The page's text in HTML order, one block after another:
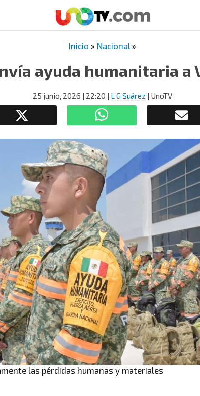
Inicio » Nacional »
ayuda humanitaria a
25 junio, 2026 | 22:20 | L G Suárez | UnoTV
las pérdidas humanas y materiales